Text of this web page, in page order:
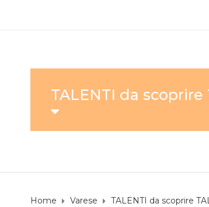
TALENTI da
Home Varese TALENTI da scoprire